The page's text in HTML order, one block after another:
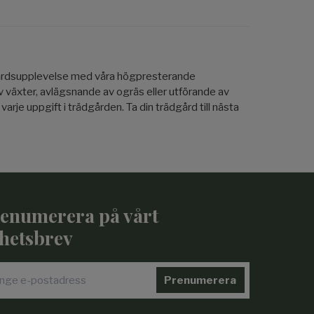
med våra högpresterande
avlägsnande av ogräs eller utförande av
uppgift i trädgården. Ta din trädgård till nästa
på vårt
Prenumerera